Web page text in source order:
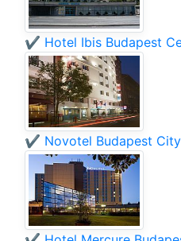
✔️ Hotel Ibis Budapest
✔️ Novotel Budapest